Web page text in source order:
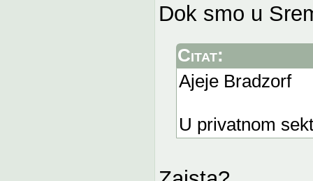
Dok smo u
Citat:
Ajeje Bradzorf
U privatnom